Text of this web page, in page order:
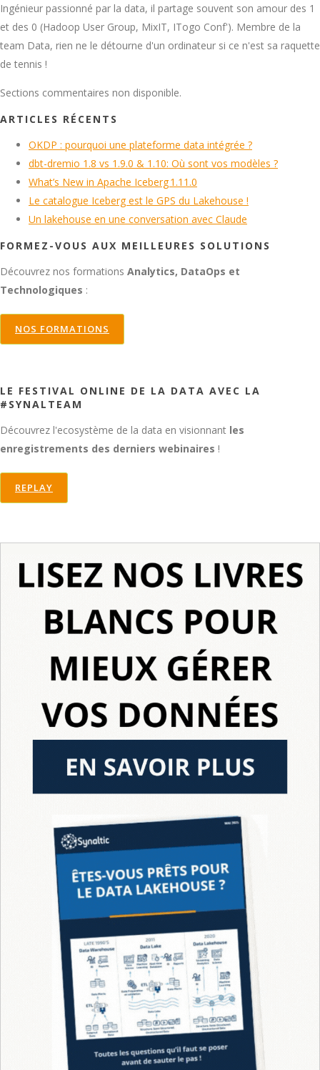
Ingénieur passionné par la data, il partage souvent son amour des 1
et des 0 (Hadoop User Group, MixIT, ITogo Conf'). Membre de la
team Data, rien ne le détourne d'un ordinateur si ce n'est sa raquette
de tennis !
Sections commentaires non disponible.
ARTICLES RÉCENTS
OKDP : pourquoi une plateforme data intégrée ?
dbt-dremio 1.8 vs 1.9.0 & 1.10: Où sont vos modèles ?
What’s New in Apache Iceberg 1.11.0
Le catalogue Iceberg est le GPS du Lakehouse !
Un lakehouse en une conversation avec Claude
FORMEZ-VOUS AUX MEILLEURES SOLUTIONS
Découvrez nos formations Analytics, DataOps et
Technologiques :
NOS FORMATIONS
LE FESTIVAL ONLINE DE LA DATA AVEC LA
#SYNALTEAM
Découvrez l'ecosystème de la data en visionnant les
enregistrements des derniers webinaires !
REPLAY